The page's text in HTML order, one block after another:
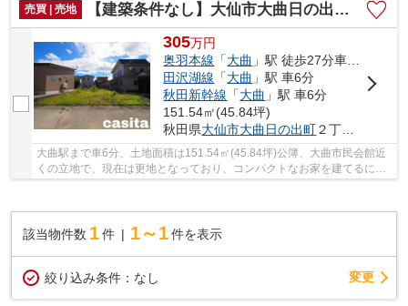
売買 | 売地 【建築条件なし】大仙市大曲日の出町 区画の整った整形地45.84坪 住宅用地
305万円
奥羽本線 「大曲 」駅 徒歩27分車6分
田沢湖線 「大曲 」駅 車6分
秋田新幹線 「大曲 」駅 車6分
151.54㎡(45.84坪)
秋田県大仙市大曲日の出町２丁目5-49
大曲駅まで車6分、土地面積は151.54㎡(45.84坪)公簿、大曲市民会館近
くの立地で、現在は更地となっており、コンパクトなお家を建てるには
該当物件数 1件 1～1 件を表示
絞り込み条件： なし 変更